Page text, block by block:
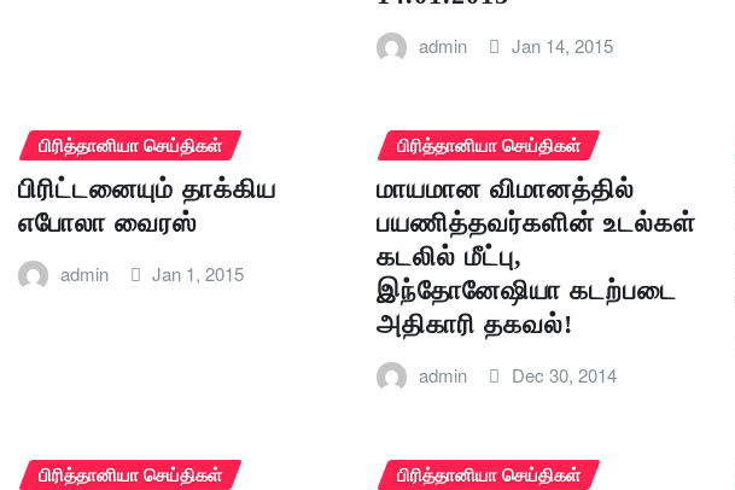
admin Jan 14, 2015
பிரித்தானியா செய்திகள்
பிரிட்டனையும் தாக்கிய
எபோலா வைரஸ்
admin Jan 1, 2015
பிரித்தானியா செய்திகள்
மாயமான விமானத்தில்
பயணித்தவர்களின் உடல்கள்
கடலில் மீட்பு,
இந்தோனேஷியா கடற்படை
அதிகாரி தகவல்!
admin Dec 30, 2014
பிரித்தானியா செய்திகள் பிரித்தானியா செய்திகள்